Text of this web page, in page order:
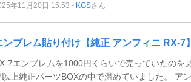
年11月20日 15:53
KGSさん
ンブレム貼り付け【純正 アンフィニ RX-7】
7エンブレムを1000円くらいで売っていたのを
以上純正パーツBOXの中で温めていました。 ア